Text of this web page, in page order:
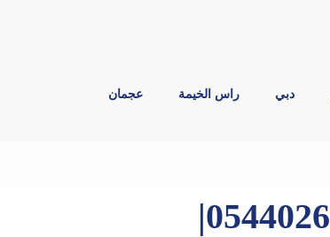
دبي راس الخيمة عجمان
بناء مظلات في راس الخيمة |0544026642|